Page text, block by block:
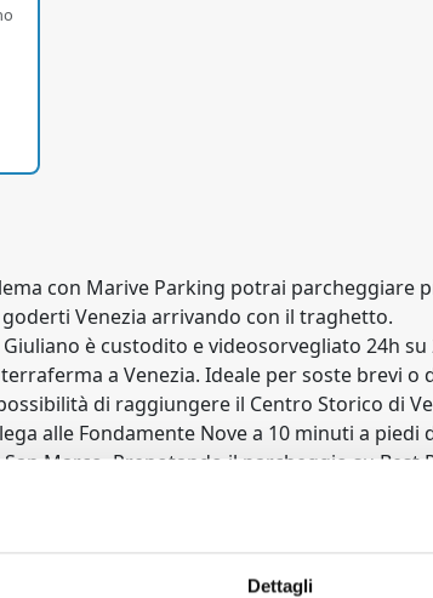
Dettagli
con Marive Parking potrai parcheggiare
Venezia arrivando con il traghetto.
è custodito e videosorvegliato 24h su
a Venezia. Ideale per soste brevi o
di raggiungere il Centro Storico di
alle Fondamente Nove a 10 minuti a piedi
Marco. Prenotando il parcheggio su Best
informazioni, avrai la possibilità di
agevolato di €10 (invece che €20) a persona
e dalle 09:30 alle 22:35 in ritorno da